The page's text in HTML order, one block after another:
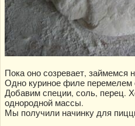
Пока оно созревает, займемся
Одно куриное филе перемелем
Добавим специи, соль, перец.
однородной массы.
Мы получили начинку для